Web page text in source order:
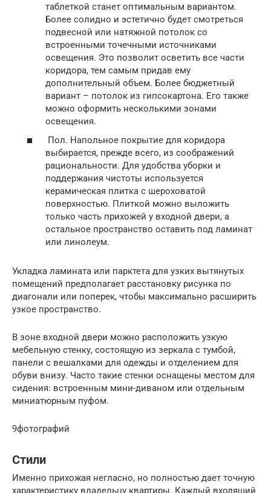
таблеткой станет оптимальным вариантом.
Более солидно и эстетично будет смотреться
подвесной или натяжной потолок со
встроенными точечными источниками
освещения. Это позволит осветить все части
коридора, тем самым придав ему
дополнительный объем. Более бюджетный
вариант – потолок из гипсокартона. Его также
можно оформить несколькими зонами
освещения.
Пол. Напольное покрытие для коридора
выбирается, прежде всего, из соображений
рациональности. Для удобства уборки и
поддержания чистоты используется
керамическая плитка с шероховатой
поверхностью. Плиткой можно выложить
только часть прихожей у входной двери, а
остальное пространство оставить под ламинат
или линолеум.
Укладка ламината или парктета для узких вытянутых
помещений предполагает расстановку рисунка по
диагонали или поперек, чтобы максимально расширить
узкое пространство.
В зоне входной двери можно расположить узкую
мебельную стенку, состоящую из зеркала с тумбой,
панели с вешалками для одежды и отделением для
обуви внизу. Часто такие стенки оснащены местом для
сидения: встроенным мини-диваном или отдельным
миниатюрным пуфом.
9фотографий
Стили
Именно прихожая негласно, но полностью дает точную
характеристику владельцу квартиры. Каждый входящий